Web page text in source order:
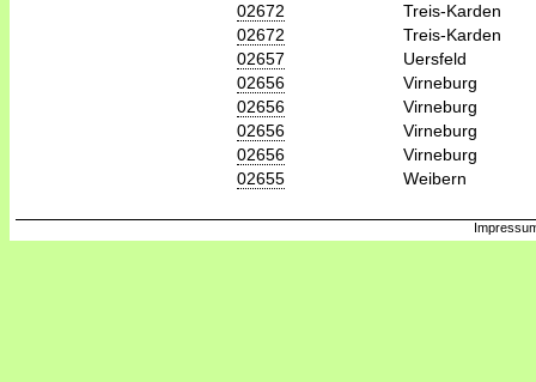
02672
Treis-Karden
02672
Treis-Karden
02657
Uersfeld
02656
Virneburg
02656
Virneburg
02656
Virneburg
02656
Virneburg
02655
Weibern